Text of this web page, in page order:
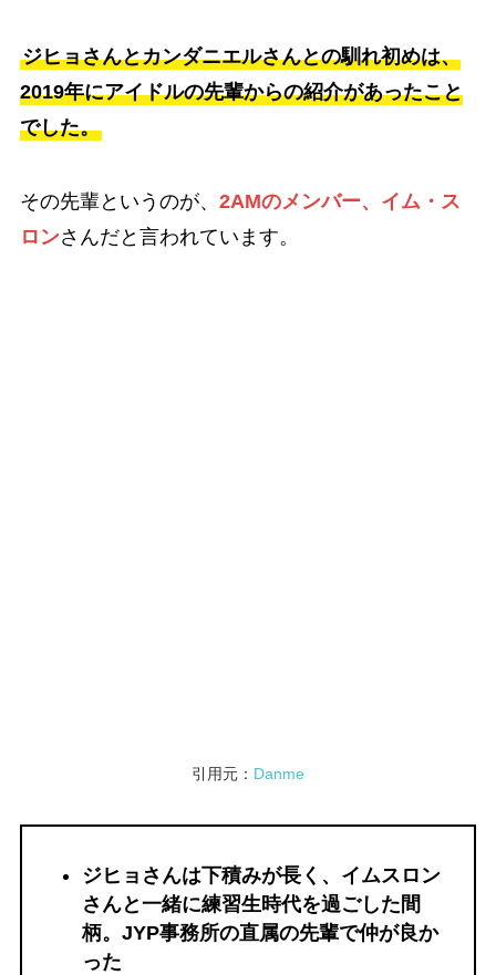
ジヒョさんとカンダニエルさんとの馴れ初めは、
2019年にアイドルの先輩からの紹介があったこと
でした。
その先輩というのが、 2AMのメンバー、イム・ス
ロンさんだと言われています。
引用元： Danme
ジヒョさんは下積みが長く、イムスロン
さんと一緒に練習生時代を過ごした間
柄。JYP事務所の直属の先輩で仲が良か
った